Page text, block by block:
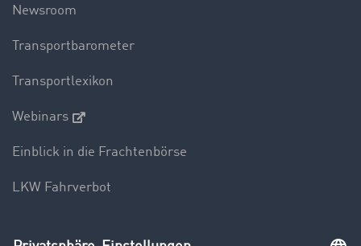
Newsroom
Transportbarometer
Transportlexikon
Webinars
Einblick in die Frachtenbörse
LKW Fahrverbot
Unternehmen